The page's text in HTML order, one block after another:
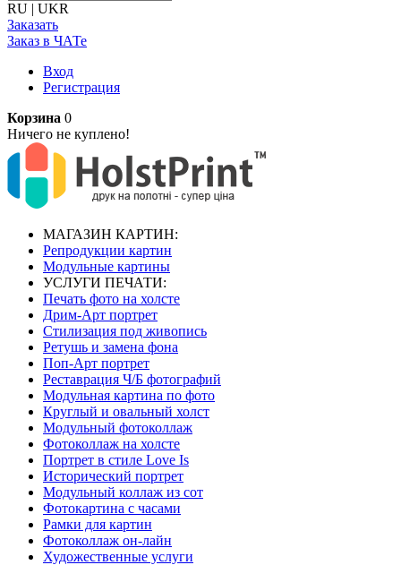
RU | UKR
Заказать
Заказ в ЧАТе
Вход
Регистрация
Корзина 0
Ничего не куплено!
МАГАЗИН КАРТИН:
Репродукции картин
Модульные картины
УСЛУГИ ПЕЧАТИ:
Печать фото на холсте
Дрим-Арт портрет
Стилизация под живопись
Ретушь и замена фона
Поп-Арт портрет
Реставрация Ч/Б фотографий
Модульная картина по фото
Круглый и овальный холст
Модульный фотоколлаж
Фотоколлаж на холсте
Портрет в стиле Love Is
Исторический портрет
Модульный коллаж из сот
Фотокартина с часами
Рамки для картин
Фотоколлаж он-лайн
Художественные услуги